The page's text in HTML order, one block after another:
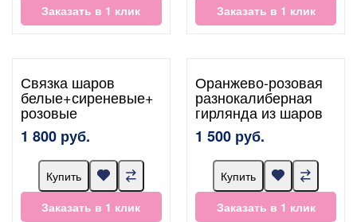
Заказать в 1 клик
Заказать в 1 клик
Связка шаров
белые+сиреневые+
розовые
1 800 руб.
Купить
Заказать в 1 клик
Оранжево-розовая
разнокалиберная
гирлянда из шаров
1 500 руб.
Купить
Заказать в 1 клик